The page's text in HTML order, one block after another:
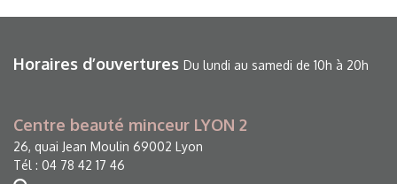
Horaires d’ouvertures Du lundi au samedi de 10h à 20h
Centre beauté minceur LYON 2
26, quai Jean Moulin 69002 Lyon
Tél : 04 78 42 17 46